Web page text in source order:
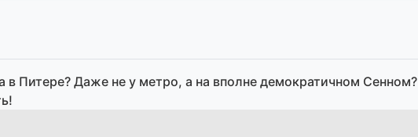
Питере? Даже не у метро, а на вполне демократичном Сенном?